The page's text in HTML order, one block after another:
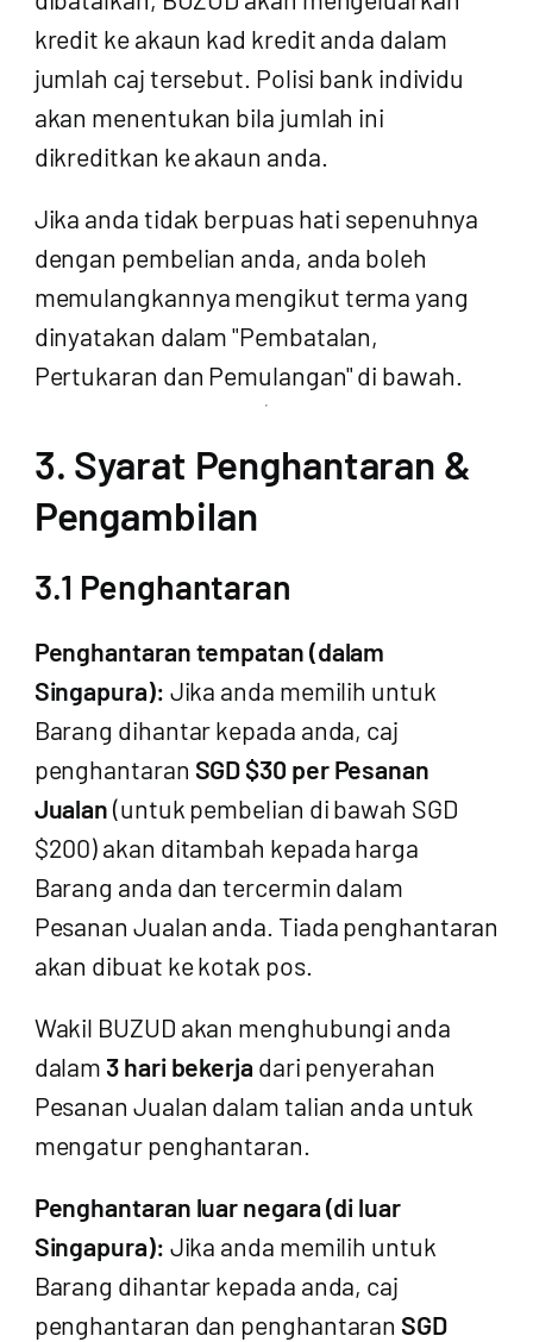
kredit ke akaun kad kredit anda dalam
jumlah caj tersebut. Polisi bank individu
akan menentukan bila jumlah ini
dikreditkan ke akaun anda.
Jika anda tidak berpuas hati sepenuhnya
dengan pembelian anda, anda boleh
memulangkannya mengikut terma yang
dinyatakan dalam "Pembatalan,
Pertukaran dan Pemulangan" di bawah.
3. Syarat Penghantaran &
Pengambilan
3.1 Penghantaran
Penghantaran tempatan (dalam
Singapura): Jika anda memilih untuk
Barang dihantar kepada anda, caj
penghantaran SGD $30 per Pesanan
Jualan(untuk pembelian di bawah SGD
$200) akan ditambah kepada harga
Barang anda dan tercermin dalam
Pesanan Jualan anda. Tiada penghantaran
akan dibuat ke kotak pos.
Wakil BUZUD akan menghubungi anda
dalam 3 hari bekerja dari penyerahan
Pesanan Jualan dalam talian anda untuk
mengatur penghantaran.
Penghantaran luar negara (di luar
Singapura): Jika anda memilih untuk
Barang dihantar kepada anda, caj
penghantaran dan penghantaran SGD